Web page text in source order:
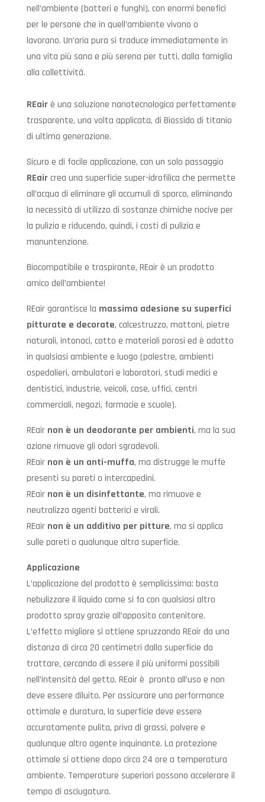
nell’ambiente (batteri e funghi), con enormi benefici
per le persone che in quell’ambiente vivono o
lavorano. Un’aria pura si traduce immediatamente in
una vita più sana e più serena per tutti, dalla famiglia
alla collettività.
REairè una soluzione nanotecnologica perfettamente
trasparente, una volta applicata, di Biossido di titanio
di ultima generazione.
Sicuro e di facile applicazione, con un solo passaggio
REaircrea una superficie super-idrofilica che permette
all’acqua di eliminare gli accumuli di sporco, eliminando
la necessità di utilizzo di sostanze chimiche nocive per
la pulizia e riducendo, quindi, i costi di pulizia e
manuntenzione.
Biocompatibile e traspirante, REair è un prodotto
amico dell’ambiente!
REair garantisce la massima adesione su superfici
pitturate e decorate, calcestruzzo, mattoni, pietre
naturali, intonaci, cotto e materiali porosi ed è adatto
in qualsiasi ambiente e luogo (palestre, ambienti
ospedalieri, ambulatori e laboratori, studi medici e
dentistici, industrie, veicoli, case, uffici, centri
commerciali, negozi, farmacie e scuole).
REair non è un deodorante per ambienti, ma la sua
azione rimuove gli odori sgradevoli.
REair non è un anti-muffa, ma distrugge le muffe
presenti su pareti o intercapedini.
REair non è un disinfettante, ma rimuove e
neutralizza agenti batterici e virali.
REair non è un additivo per pitture, ma si applica
sulle pareti o qualunque altra superficie.
Applicazione
L’applicazione del prodotto è semplicissima: basta
nebulizzare il liquido come si fa con qualsiasi altro
prodotto spray grazie all’apposito contenitore.
L’effetto migliore si ottiene spruzzando REair da una
distanza di circa 20 centimetri dalla superficie da
trattare, cercando di essere il più uniformi possibili
nell’intensità del getto. REair è pronto all’uso e non
deve essere diluito. Per assicurare una performance
ottimale e duratura, la superficie deve essere
accuratamente pulita, priva di grassi, polvere e
qualunque altro agente inquinante. La protezione
ottimale si ottiene dopo circa 24 ore a temperatura
ambiente. Temperature superiori possono accelerare il
tempo di asciugatura.